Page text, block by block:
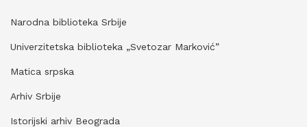
Narodna biblioteka Srbije
Univerzitetska biblioteka „Svetozar Marković”
Matica srpska
Arhiv Srbije
Istorijski arhiv Beograda